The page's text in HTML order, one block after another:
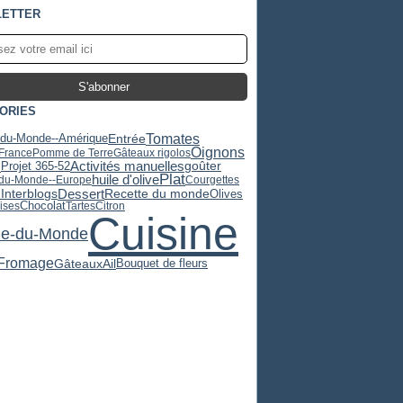
Monde--AmériqueEntréeTomates
Pomme de TerreGâteaux rigolosOignons
Projet 365-52Activités manuellesgoûter
Monde--Europehuile d'olivePlatCourgettes
DessertRecette du mondeOlives
ChocolatTartesCitron
du-MondeCuisine
GâteauxAilBouquet de fleurs